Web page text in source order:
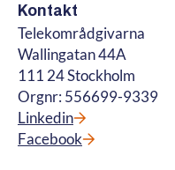
Kontakt
Telekområdgivarna
Wallingatan 44A
111 24 Stockholm
Orgnr: 556699-9339
Linkedin
Facebook